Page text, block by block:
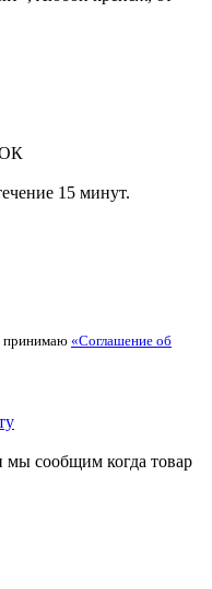
15 минут.
принимаю «Соглашение об
мы сообщим когда товар